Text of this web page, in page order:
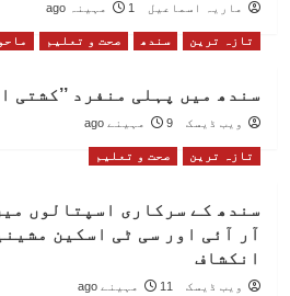
ماریہ اسماعیل 1 مہینہ ago
تازہ ترین سندھ صحت و تعلیم
سندھ میں پہلی منفرد ’’کشتی
ویب ڈیسک 9 مہینے ago
تازہ ترین صحت و تعلیم
سندھ کے سرکاری اسپتالوں
آر آئی اور سی ٹی اسکین
انکشاف
ویب ڈیسک 11 مہینے ago